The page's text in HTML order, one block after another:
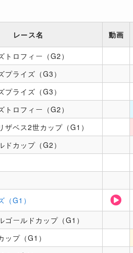
レース名 動画
トロフィー（G2）
プライズ（G3）
プライズ（G3）
トロフィー（G2）
ザベス2世カップ（G1）
ドカップ（G2）
（G1）
ゴールドカップ（G1）
ップ（G1）